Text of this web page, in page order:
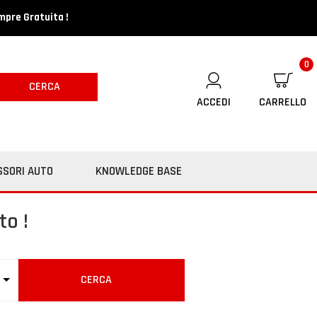
Gratuita !
CERCA
ACCEDI
CARRELLO
0
AUTO KNOWLEDGE BASE
!